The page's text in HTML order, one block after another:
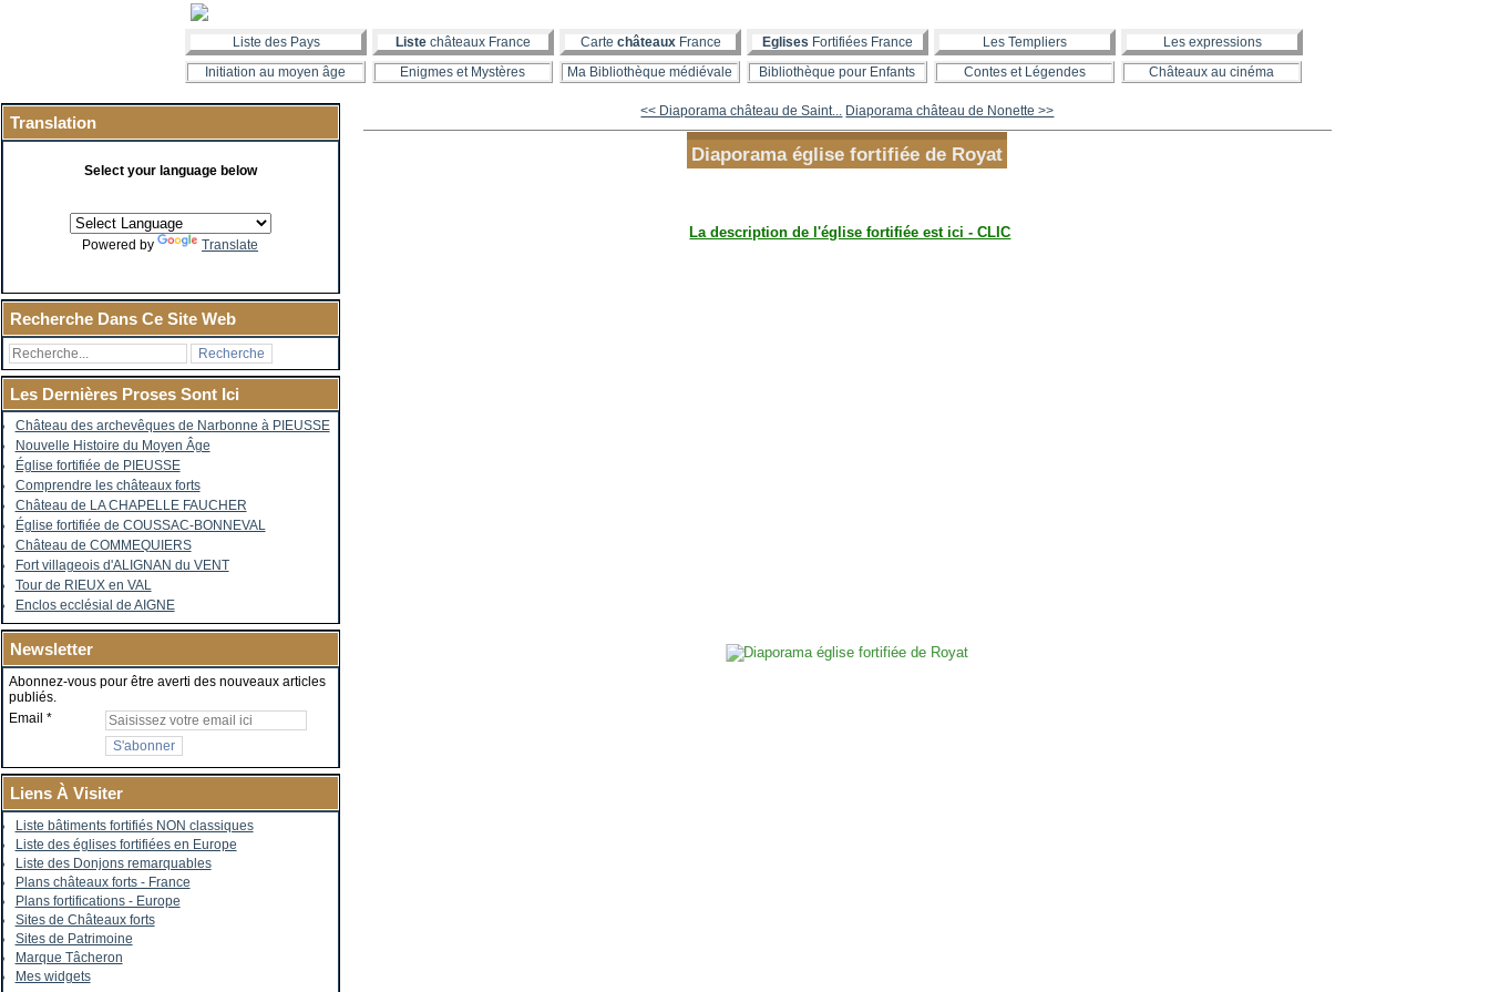
Liste des Pays Liste châteaux France Carte châteauxFrance Eglises Fortifiées France Les Templiers
Les expressions
Initiation au moyen âge
Enigmes et Mystères Ma Bibliothèque médiévale Bibliothèque pour Enfants Contes et Légendes Châteaux au cinéma
Translation
Select your language below
Powered by Translate
Recherche Dans Ce Site Web
Les Dernières Proses Sont Ici
Château des archevêques de Narbonne à PIEUSSE
Nouvelle Histoire du Moyen Âge
Église fortifiée de PIEUSSE
Comprendre les châteaux forts
Château de LA CHAPELLE FAUCHER
Église fortifiée de COUSSAC-BONNEVAL
Château de COMMEQUIERS
Fort villageois d'ALIGNAN du VENT
Tour de RIEUX en VAL
Enclos ecclésial de AIGNE
Newsletter
Abonnez-vous pour être averti des nouveaux articles
publiés.
Email
Liens À Visiter
Liste bâtiments fortifiés NON classiques
Liste des églises fortifiées en Europe
Liste des Donjons remarquables
Plans châteaux forts - France
Plans fortifications - Europe
Sites de Châteaux forts
Sites de Patrimoine
Marque Tâcheron
Mes widgets
<< Diaporama château de Saint... Diaporama château de Nonette >>
Diaporama église fortifiée de Royat
La description de l'église fortifiée est ici - CLIC